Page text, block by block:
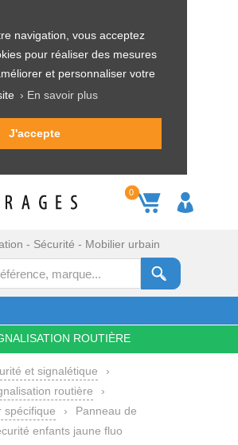
navigation, vous acceptez
pour réaliser des mesures
et personnaliser votre
› En savoir plus
J'accepte
0
- Sécurité - Mobilier urbain
ROUTIÈRE
et signalétique
›
routière
›
spécifique
›
Panneau de
enfants jaune fluo